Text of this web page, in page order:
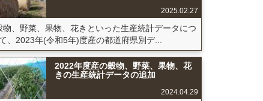
2025.02.27
物、野菜、果物、花きといった生産統計データにつ
、2023年(令和5年)度産の都道府県別デ...
2022年度産の穀物、野菜、果物、花
きの生産統計データの追加
2024.04.29